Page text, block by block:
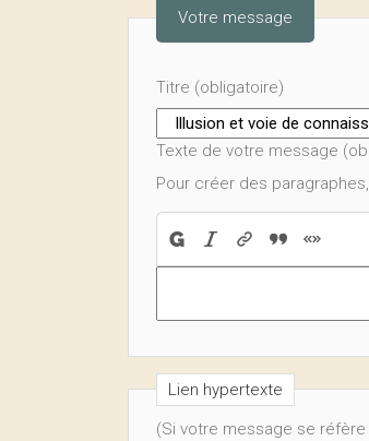
Votre message
Titre (obligatoire)
Texte de votre message
Pour créer des
Lien hypertexte
(Si votre message se réfère